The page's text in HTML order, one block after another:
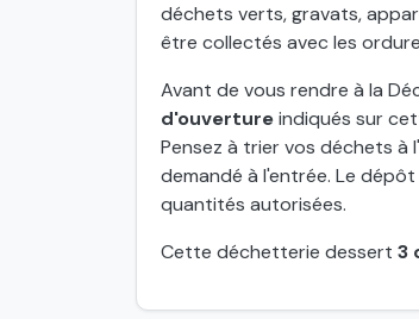
déchets verts, gravats,
être collectés avec les
Avant de vous rendre à la
d'ouvertureindiqués sur
Pensez à trier vos déchets à
demandé à l'entrée. Le
quantités autorisées.
Cette déchetterie dessert 3